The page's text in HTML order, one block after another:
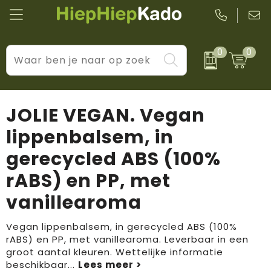
0 0
Kantoor & schrijfwaren
Wellness & verzorging
Tassen & reizen
Huis, tuin & keuken
Elektronica & gadgets
Kleding & accessoires
Sport & vrije tijd
Levensstijl
Prijs & impact
BIC
Brandflavours
Camelbak
Janzen
JBL
LogoSeat
JOLIE VEGAN. Vegan
lippenbalsem, in
gerecycled ABS (100%
rABS) en PP, met
vanillearoma
Vegan lippenbalsem, in gerecycled ABS (100%
rABS) en PP, met vanillearoma. Leverbaar in een
groot aantal kleuren. Wettelijke informatie
beschikbaar...